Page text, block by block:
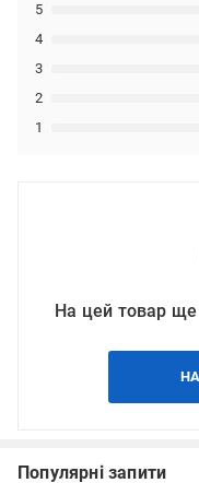
1
2
3
4
5
На цей товар ще
Популярні запити